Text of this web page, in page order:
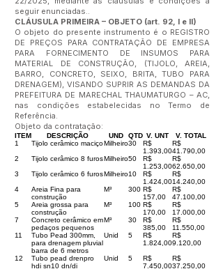
seguir enunciadas..
CLÁUSULA PRIMEIRA – OBJETO (art. 92, I e II)
O objeto do presente instrumento é o REGISTRO
DE PREÇOS PARA CONTRATAÇÃO DE EMPRESA
PARA FORNECIMENTO DE INSUMOS PARA
MATERIAL DE CONSTRUÇÃO, (TIJOLO, AREIA,
BARRO, CONCRETO, SEIXO, BRITA, TUBO PARA
DRENAGEM), VISANDO SUPRIR AS DEMANDAS DA
PREFEITURA DE MARECHAL THAUMATURGO – AC,
nas condições estabelecidas no Termo de
Referência.
Objeto da contratação:
ITEM DESCRIÇÃO UND QTD V. UNT
V. TOTAL
1
Tijolo cerâmico maciçoMilheiro30
R$
1.393,00
R$
41.790,00
2
Tijolo cerâmico 8 furosMilheiro50
R$
1.253,00
R$
62.650,00
3
Tijolo cerâmico 6 furosMilheiro10
R$
1.424,00
R$
14.240,00
4
Areia Fina para
construção
M³ 300 R$
157,00
R$
47.100,00
5
Areia grossa para
construção
M³ 100 R$
170,00
R$
17.000,00
7
Concreto cerâmico em
pedaços pequenos
M³ 30
R$
385,00
R$
11.550,00
11
Tubo Pead 300mm,
para drenagem pluvial
barra de 6 metros
Unid 5
R$
1.824,00
R$
9.120,00
12
Tubo pead drenpro
hdi sn10 dn/di
Unid 5
R$
7.450,00
R$
37.250,00